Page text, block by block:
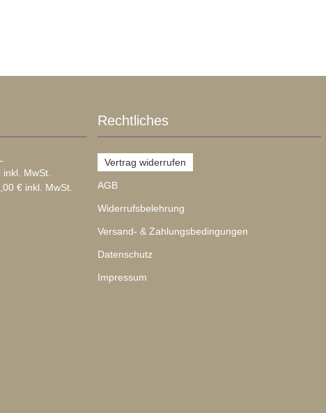
MwSt.
€ inkl. MwSt.
Rechtliches
Vertrag widerrufen
AGB
Widerrufsbelehrung
Versand- & Zahlungsbedingungen
Datenschutz
Impressum